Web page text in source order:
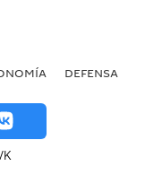
DEFENSA